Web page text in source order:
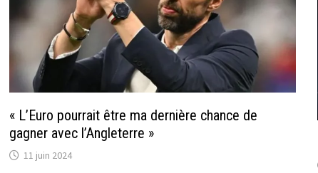
« L’Euro pourrait être ma dernière chance de
gagner avec l’Angleterre »
11 juin 2024